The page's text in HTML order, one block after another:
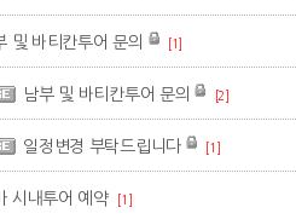
및 바티칸투어 문의 [1]
남부 및 바티칸투어 문의 [2]
일정변경 부탁드립니다 [1]
시내투어 예약 [1]